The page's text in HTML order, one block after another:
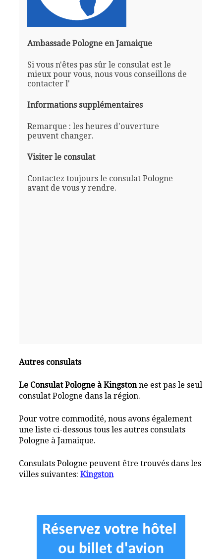
Ambassade Pologne en Jamaique
Si vous n'êtes pas sûr le consulat est le
mieux pour vous, nous vous conseillons de
contacter l'
Informations supplémentaires
Remarque : les heures d'ouverture
peuvent changer.
Visiter le consulat
Contactez toujours le consulat Pologne
avant de vous y rendre.
Autres consulats
Le Consulat Pologne à Kingstonne est pas le seul
consulat Pologne dans la région.
Pour votre commodité, nous avons également
une liste ci-dessous tous les autres consulats
Pologne à Jamaique.
Consulats Pologne peuvent être trouvés dans les
villes suivantes:Kingston